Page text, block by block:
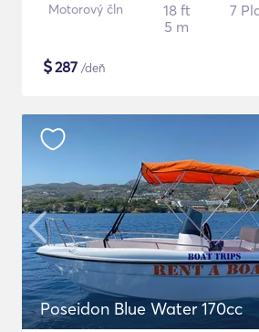
Motorový čln
18 ft
5 m
7
$287 /deň
Poseidon Blue Water 170cc